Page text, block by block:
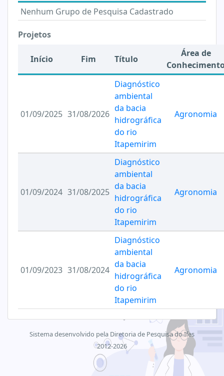
Nenhum Grupo de Pesquisa Cadastrado
Projetos
Início Fim Título
Área de
01/09/2025 31/08/2026
Diagnóstico
ambiental
da bacia
hidrográfica
do rio
Itapemirim
Agronomia
01/09/2024 31/08/2025
Diagnóstico
ambiental
da bacia
hidrográfica
do rio
Itapemirim
Agronomia
01/09/2023 31/08/2024
Diagnóstico
ambiental
da bacia
hidrográfica
do rio
Itapemirim
Agronomia
Sistema desenvolvido pela Diretoria de Pesquisa do Ifes
2012-2026